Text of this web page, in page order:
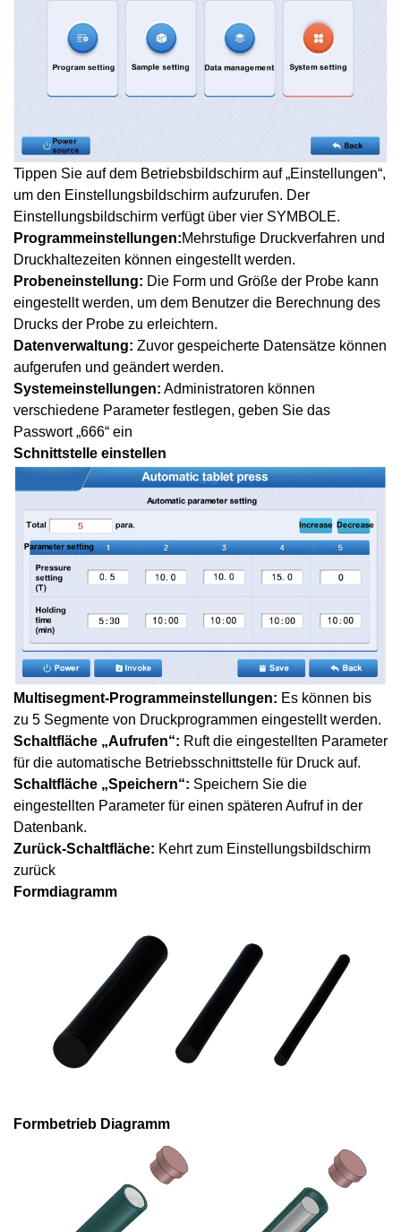
Tippen Sie auf dem Betriebsbildschirm auf „Einstellungen“,
um den Einstellungsbildschirm aufzurufen. Der
Einstellungsbildschirm verfügt über vier SYMBOLE.
Programmeinstellungen:Mehrstufige Druckverfahren und
Druckhaltezeiten können eingestellt werden.
Probeneinstellung: Die Form und Größe der Probe kann
eingestellt werden, um dem Benutzer die Berechnung des
Drucks der Probe zu erleichtern.
Datenverwaltung: Zuvor gespeicherte Datensätze können
aufgerufen und geändert werden.
Systemeinstellungen: Administratoren können
verschiedene Parameter festlegen, geben Sie das
Passwort „666“ ein
Schnittstelle einstellen
Multisegment-Programmeinstellungen: Es können bis
zu 5 Segmente von Druckprogrammen eingestellt werden.
Schaltfläche „Aufrufen“: Ruft die eingestellten Parameter
für die automatische Betriebsschnittstelle für Druck auf.
Schaltfläche „Speichern“: Speichern Sie die
eingestellten Parameter für einen späteren Aufruf in der
Datenbank.
Zurück-Schaltfläche: Kehrt zum Einstellungsbildschirm
zurück
Formdiagramm
Formbetrieb Diagramm